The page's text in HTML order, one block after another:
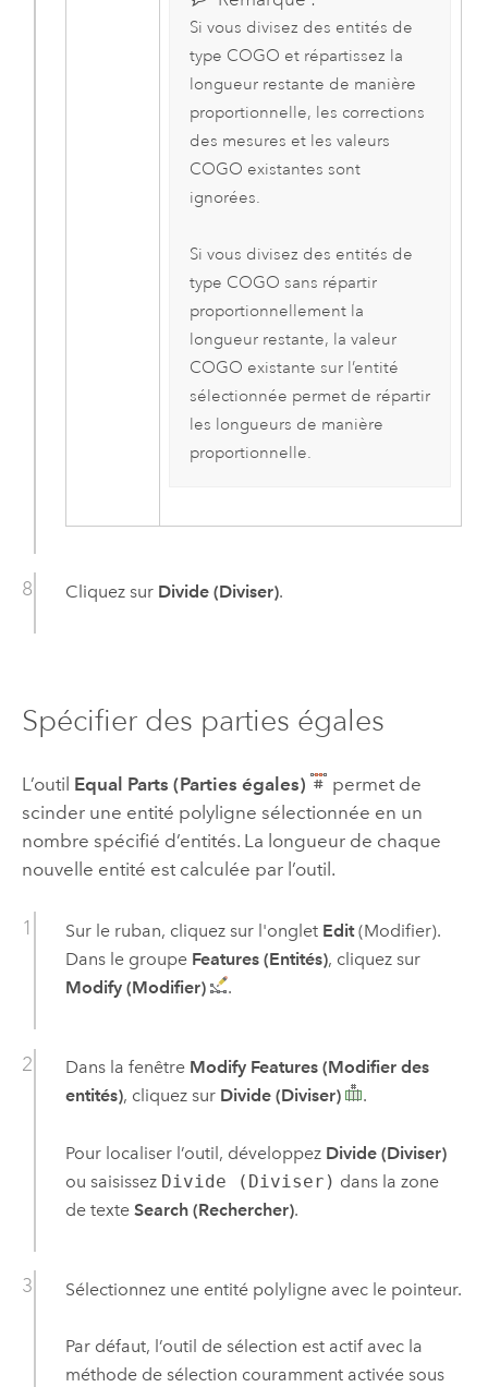
Si vous divisez des entités de
type COGO et répartissez la
longueur restante de manière
proportionnelle, les corrections
des mesures et les valeurs
COGO existantes sont
ignorées.
Si vous divisez des entités de
type COGO sans répartir
proportionnellement la
longueur restante, la valeur
COGO existante sur l’entité
sélectionnée permet de répartir
les longueurs de manière
proportionnelle.
Cliquez sur Divide (Diviser).
Spécifier des parties égales
L’outil Equal Parts (Parties égales)
permet de
scinder une entité polyligne sélectionnée en un
nombre spécifié d’entités. La longueur de chaque
nouvelle entité est calculée par l’outil.
Sur le ruban, cliquez sur l'onglet Edit(Modifier).
Dans le groupe Features (Entités), cliquez sur
Modify (Modifier)
.
Dans la fenêtre Modify Features (Modifier des
entités), cliquez sur Divide (Diviser) .
Pour localiser l’outil, développez Divide (Diviser)
ou saisissez Divide (Diviser) dans la zone
de texte Search (Rechercher).
Sélectionnez une entité polyligne avec le pointeur.
Par défaut, l’outil de sélection est actif avec la
méthode de sélection couramment activée sous